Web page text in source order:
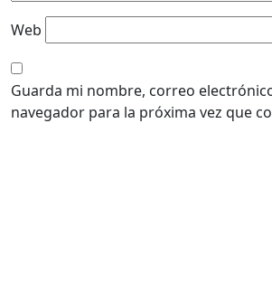
Web
Guarda mi nombre, correo
navegador para la próxima vez que